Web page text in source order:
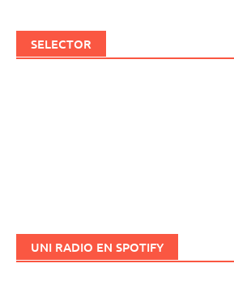
SELECTOR
UNI RADIO EN SPOTIFY